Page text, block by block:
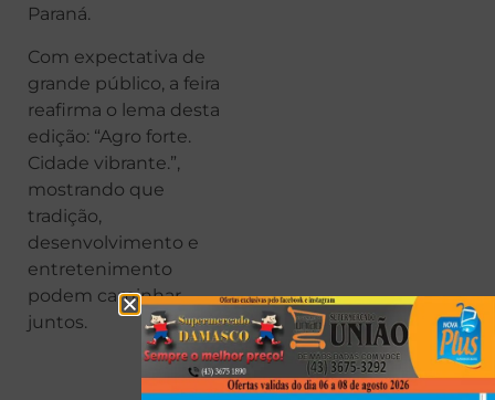
Paraná.
Com expectativa de
grande público, a feira
reafirma o lema desta
edição: “Agro forte.
Cidade vibrante.”,
mostrando que
tradição,
desenvolvimento e
entretenimento
podem caminhar
juntos.